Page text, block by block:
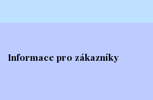
Informace pro zákazníky